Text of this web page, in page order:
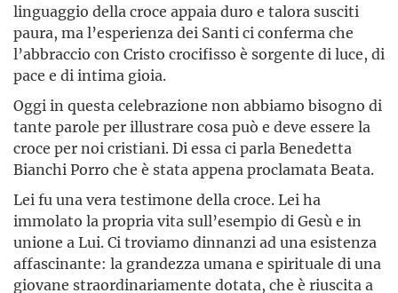
linguaggio della croce appaia duro e talora susciti
paura, ma l’esperienza dei Santi ci conferma che
l’abbraccio con Cristo crocifisso è sorgente di luce, di
pace e di intima gioia.
Oggi in questa celebrazione non abbiamo bisogno di
tante parole per illustrare cosa può e deve essere la
croce per noi cristiani. Di essa ci parla Benedetta
Bianchi Porro che è stata appena proclamata Beata.
Lei fu una vera testimone della croce. Lei ha
immolato la propria vita sull’esempio di Gesù e in
unione a Lui. Ci troviamo dinnanzi ad una esistenza
affascinante: la grandezza umana e spirituale di una
giovane straordinariamente dotata, che è riuscita a